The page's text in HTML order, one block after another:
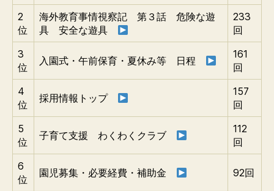
2
位
海外教育事情視察記 第３話 危険な遊
具 安全な遊具
233
回
3
位
入園式・午前保育・夏休み等 日程
161
回
4
位
採用情報トップ
157
回
5
位
子育て支援 わくわくクラブ
112
回
6
位
園児募集・必要経費・補助金 92回